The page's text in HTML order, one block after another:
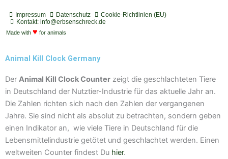
t
i
f
c
a
s
t
a
g
a
m
t
u
t
Impressum Datenschutz
Cookie-Richtlinien (EU)
Kontakt: info@erbsenschreck.de
Made with ♥ for animals
Animal Kill Clock Germany
Der Animal Kill Clock Counter zeigt die geschlachteten Tiere
in Deutschland der Nutztier-Industrie für das aktuelle Jahr an.
Die Zahlen richten sich nach den Zahlen der vergangenen
Jahre. Sie sind nicht als absolut zu betrachten, sondern geben
einen Indikator an, wie viele Tiere in Deutschland für die
Lebensmittelindustrie getötet und geschlachtet werden. Einen
weltweiten Counter findest Du hier.